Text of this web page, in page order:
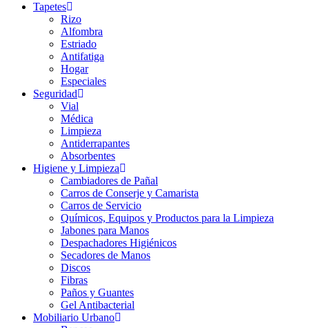
Tapetes
Rizo
Alfombra
Estriado
Antifatiga
Hogar
Especiales
Seguridad
Vial
Médica
Limpieza
Antiderrapantes
Absorbentes
Higiene y Limpieza
Cambiadores de Pañal
Carros de Conserje y Camarista
Carros de Servicio
Químicos, Equipos y Productos para la Limpieza
Jabones para Manos
Despachadores Higiénicos
Secadores de Manos
Discos
Fibras
Paños y Guantes
Gel Antibacterial
Mobiliario Urbano